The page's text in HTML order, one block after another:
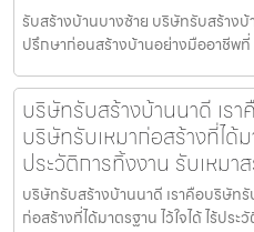
รับสร้างบ้านบางซ้าย บริษัทรับสร้าง
ปรึกษาก่อนสร้างบ้านอย่างมืออาชีพที่
บริษัทรับสร้างบ้านนาดี เร
บริษัทรับเหมาก่อสร้างที่ได้ม
ประวัติการทิ้งงาน รับเหมา
บริษัทรับสร้างบ้านนาดี เราคือบริษัท
ก่อสร้างที่ได้มาตรฐาน ไว้ใจได้ ไร้ประ